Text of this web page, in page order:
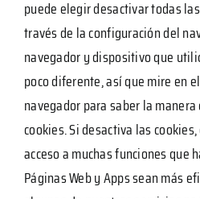
puede elegir desactivar todas
través de la configuración del
navegador y dispositivo que
poco diferente, así que mire en
navegador para saber la
cookies. Si desactiva las
acceso a muchas funciones que
Páginas Web y Apps sean más